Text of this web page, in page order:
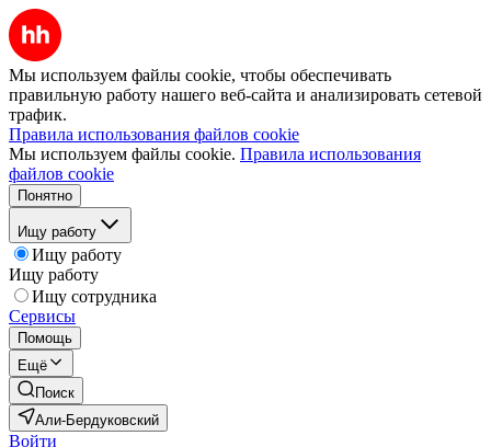
Мы используем файлы cookie, чтобы обеспечивать
правильную работу нашего веб-сайта и анализировать сетевой
трафик.
Правила использования файлов cookie
Мы используем файлы cookie. Правила использования
файлов cookie
Понятно
Ищу работу
Ищу работу
Ищу работу
Ищу сотрудника
Сервисы
Помощь
Ещё
Поиск
Али-Бердуковский
Войти